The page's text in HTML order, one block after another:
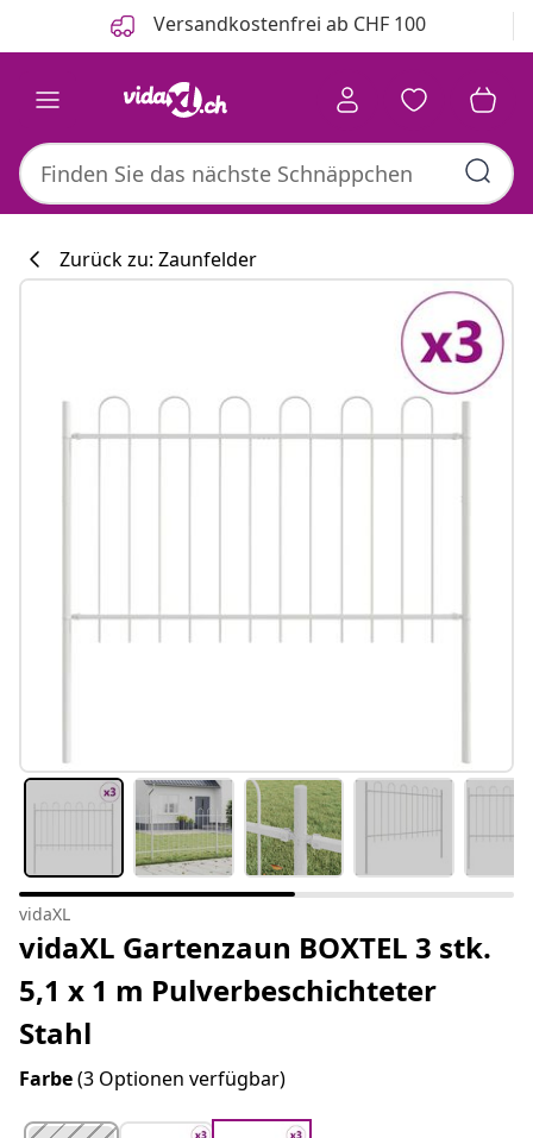
Versandkostenfrei ab CHF 100
Zurück zu: Zaunfelder
vidaXL
vidaXL Gartenzaun BOXTEL 3 stk.
5,1 x 1 m Pulverbeschichteter
Stahl
Farbe(3 Optionen verfügbar)